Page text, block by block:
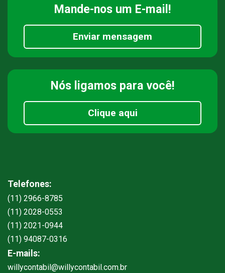
Mande-nos um E-mail!
Enviar mensagem
Nós ligamos para você!
Clique aqui
Telefones:
(11) 2966-8785
(11) 2028-0553
(11) 2021-0944
(11) 94087-0316
E-mails:
willycontabil@willycontabil.com.br